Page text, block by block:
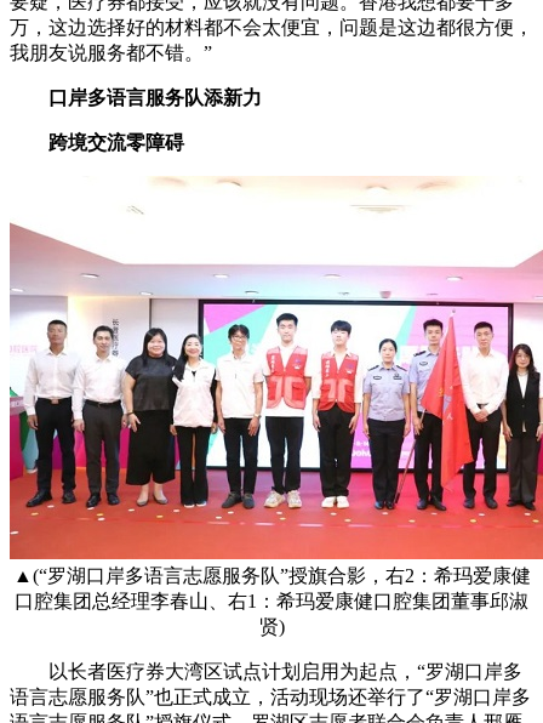
万，这边选择好的材料都不会太便宜，问题是这边都很方便，
我朋友说服务都不错。”
口岸多语言服务队添新力
跨境交流零障碍
▲(“罗湖口岸多语言志愿服务队”授旗合影，右2：希玛爱康健
口腔集团总经理李春山、右1：希玛爱康健口腔集团董事邱淑
贤)
以长者医疗券大湾区试点计划启用为起点，“罗湖口岸多
语言志愿服务队”也正式成立，活动现场还举行了“罗湖口岸多